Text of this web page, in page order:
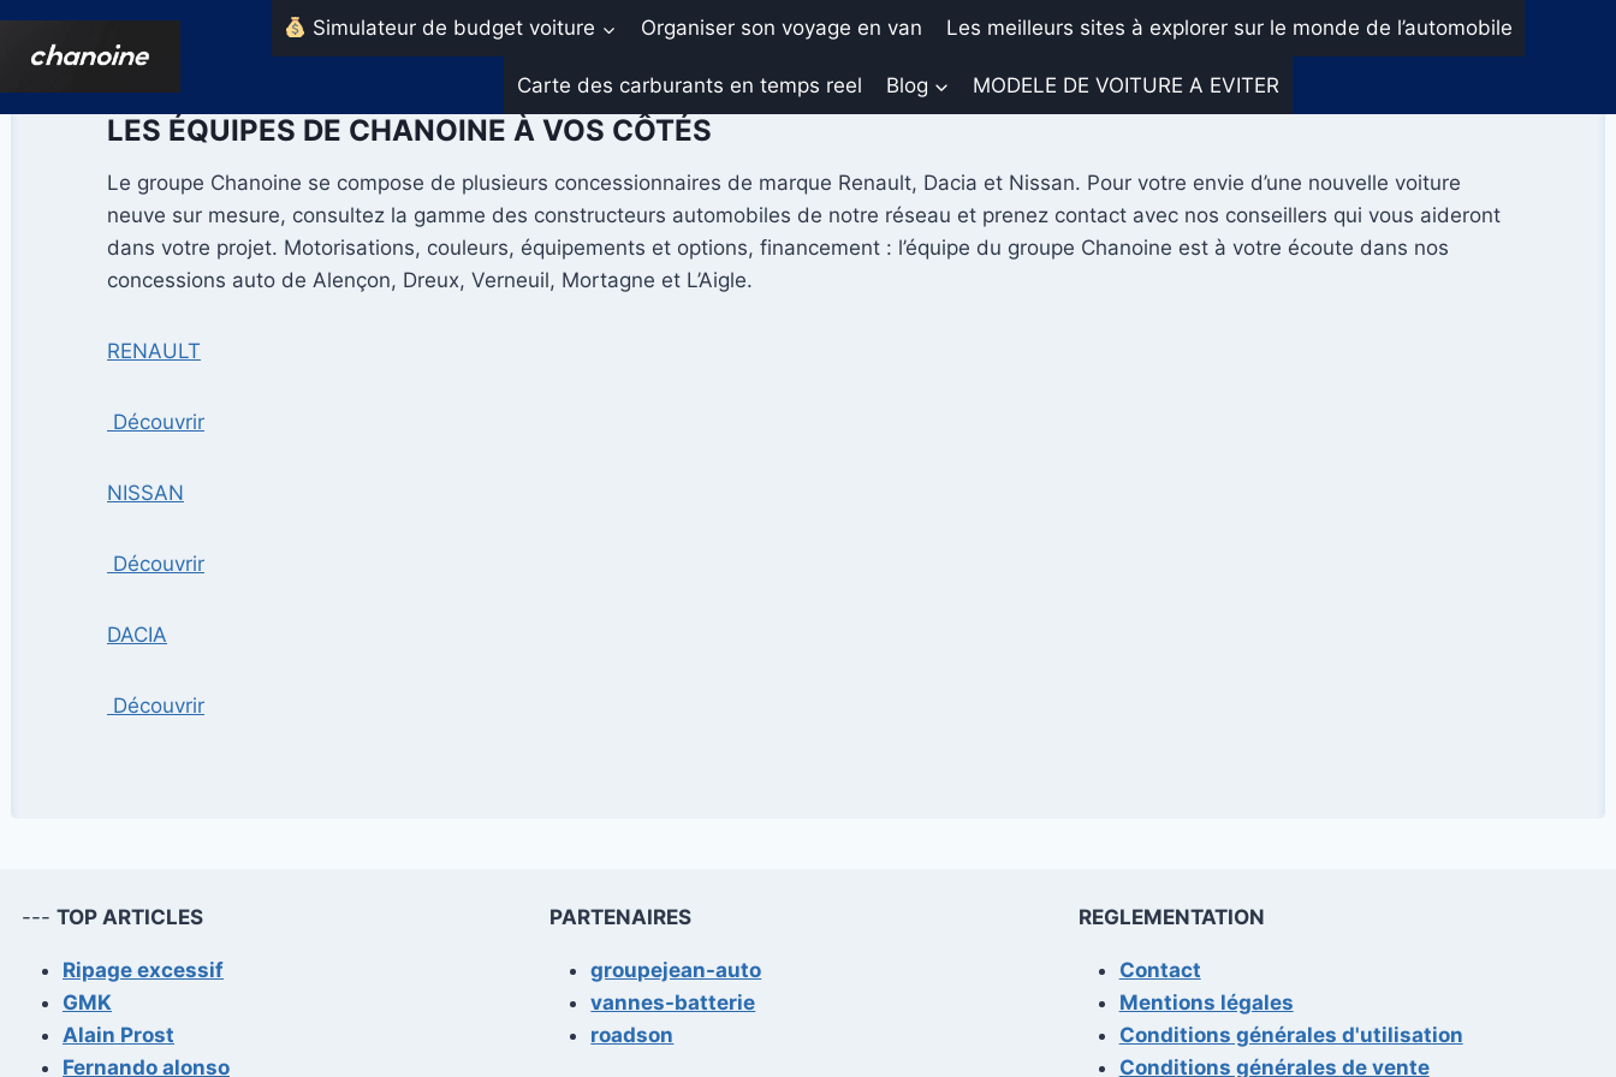
Aller
Simulateur de budget voiture Organiser son voyage en van Les meilleurs sites à explorer sur le monde de l’automobile
Carte des carburants en temps reel Blog MODELE DE VOITURE A EVITER
LES ÉQUIPES DE CHANOINE À VOS CÔTÉS
Le groupe Chanoine se compose de plusieurs concessionnaires de marque Renault, Dacia et Nissan. Pour votre envie d’une nouvelle voiture
neuve sur mesure, consultez la gamme des constructeurs automobiles de notre réseau et prenez contact avec nos conseillers qui vous aideront
dans votre projet. Motorisations, couleurs, équipements et options, financement : l’équipe du groupe Chanoine est à votre écoute dans nos
concessions auto de Alençon, Dreux, Verneuil, Mortagne et L’Aigle.
RENAULT
Découvrir
NISSAN
Découvrir
DACIA
Découvrir
--- TOP ARTICLES
Ripage excessif
GMK
Alain Prost
Fernando alonso
PARTENAIRES
groupejean-auto
vannes-batterie
roadson
REGLEMENTATION
Contact
Mentions légales
Conditions générales d'utilisation
Conditions générales de vente